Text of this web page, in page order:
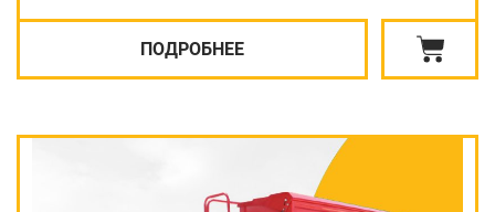
ПОДРОБНЕЕ